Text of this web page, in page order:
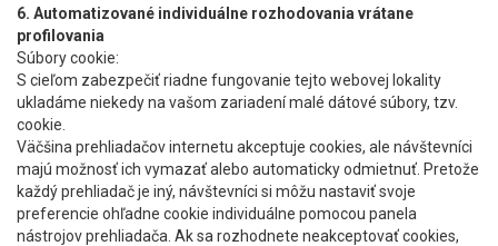
6. Automatizované individuálne rozhodovania vrátane
profilovania
Súbory cookie:
S cieľom zabezpečiť riadne fungovanie tejto webovej lokality
ukladáme niekedy na vašom zariadení malé dátové súbory, tzv.
cookie.
Väčšina prehliadačov internetu akceptuje cookies, ale návštevníci
majú možnosť ich vymazať alebo automaticky odmietnuť. Pretože
každý prehliadač je iný, návštevníci si môžu nastaviť svoje
preferencie ohľadne cookie individuálne pomocou panela
nástrojov prehliadača. Ak sa rozhodnete neakceptovať cookies,